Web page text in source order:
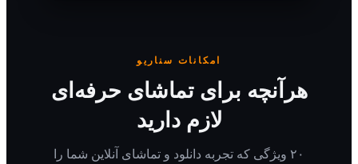
امکانات سناریو
برای تماشای حرفه‌ای
لازم دارید
۲۰ ویژگی که تجربه دانلود و تماشای آنلاین شما را